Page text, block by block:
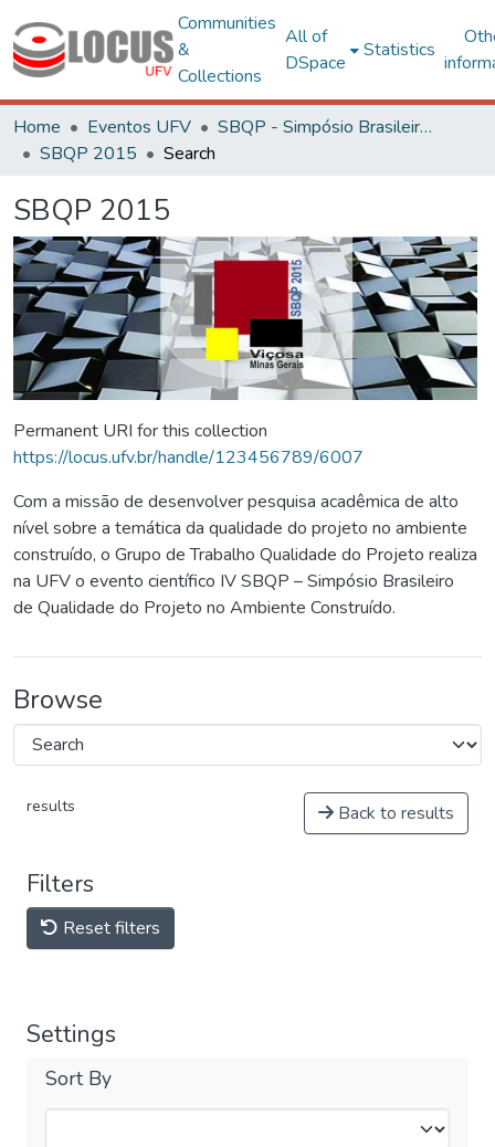
Communities
&
Collections
All of
DSpace
Statistics
Home Eventos UFV
SBQP - Simpósio Brasileiro de Qualidade do Projeto no Ambiente Construído
SBQP 2015
Search
SBQP 2015
Permanent URI for this collection
https://locus.ufv.br/handle/123456789/6007
Com a missão de desenvolver pesquisa acadêmica de alto
nível sobre a temática da qualidade do projeto no ambiente
construído, o Grupo de Trabalho Qualidade do Projeto realiza
na UFV o evento científico IV SBQP – Simpósio Brasileiro
de Qualidade do Projeto no Ambiente Construído.
Browse
results Back to results
Filters
Reset filters
Settings
Sort By